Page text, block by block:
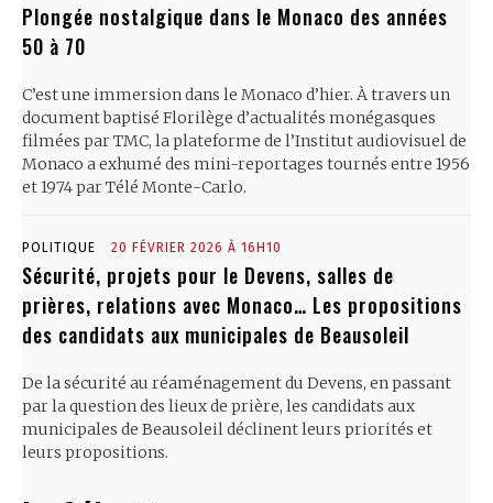
Plongée nostalgique dans le Monaco des années
50 à 70
C’est une immersion dans le Monaco d’hier. À travers un
document baptisé Florilège d’actualités monégasques
filmées par TMC, la plateforme de l’Institut audiovisuel de
Monaco a exhumé des mini-reportages tournés entre 1956
et 1974 par Télé Monte-Carlo.
POLITIQUE 20 FÉVRIER 2026 À 16H10
Sécurité, projets pour le Devens, salles de
prières, relations avec Monaco… Les propositions
des candidats aux municipales de Beausoleil
De la sécurité au réaménagement du Devens, en passant
par la question des lieux de prière, les candidats aux
municipales de Beausoleil déclinent leurs priorités et
leurs propositions.